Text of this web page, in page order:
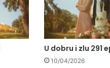
U dobru i zlu 291
10/04/2026